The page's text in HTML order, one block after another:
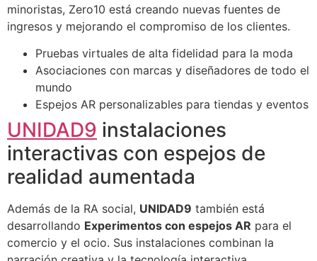
minoristas, Zero10 está creando nuevas fuentes de
ingresos y mejorando el compromiso de los clientes.
Pruebas virtuales de alta fidelidad para la moda
Asociaciones con marcas y diseñadores de todo el
mundo
Espejos AR personalizables para tiendas y eventos
UNIDAD9 instalaciones
interactivas con espejos de
realidad aumentada
Además de la RA social, UNIDAD9 también está
desarrollando Experimentos con espejos AR para el
comercio y el ocio. Sus instalaciones combinan la